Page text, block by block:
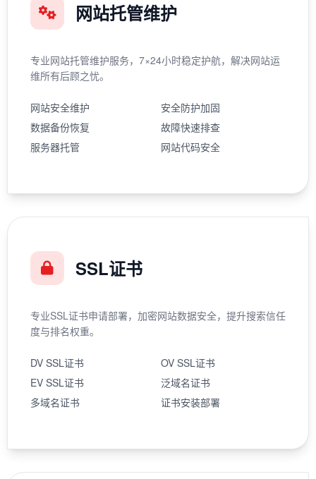
网站托管维护
专业网站托管维护服务，7×24小时稳定护航，解决网站运
维所有后顾之忧。
网站安全维护
安全防护加固
数据备份恢复
故障快速排查
服务器托管
网站代码安全
SSL证书
专业SSL证书申请部署，加密网站数据安全，提升搜索信任
度与排名权重。
DV SSL证书
OV SSL证书
EV SSL证书
泛域名证书
多域名证书
证书安装部署